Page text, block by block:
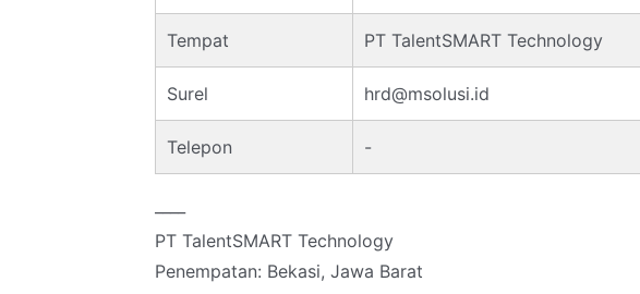
Tempat PT TalentSMART Technology
Surel hrd@msolusi.id
Telepon -
PT TalentSMART Technology
Penempatan: Bekasi, Jawa Barat